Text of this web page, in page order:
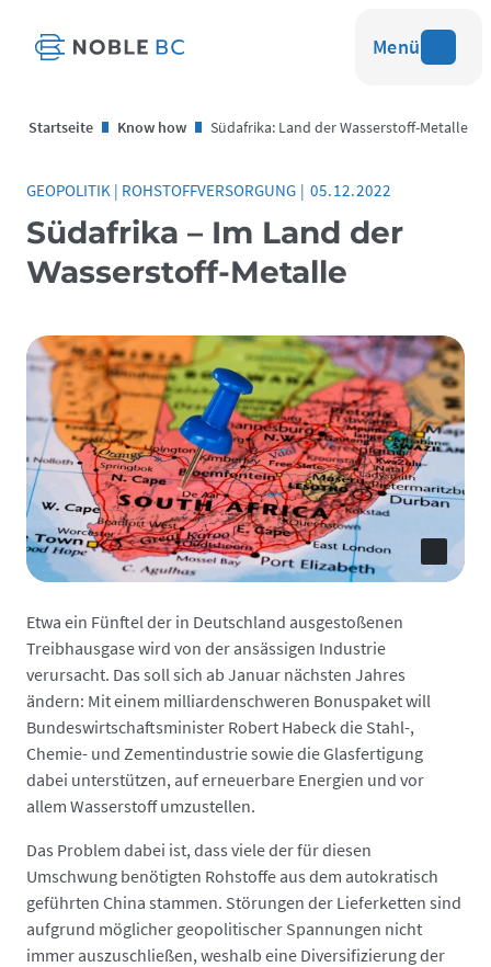
Menü
Startseite Know how Südafrika: Land der Wasserstoff-Metalle
GEOPOLITIK | ROHSTOFFVERSORGUNG | 05.12.2022
Südafrika – Im Land der
Wasserstoff-Metalle
Etwa ein Fünftel der in Deutschland ausgestoßenen
Treibhaus­gase wird von der ansässigen Industrie
verursacht. Das soll sich ab Januar nächsten Jahres
ändern: Mit einem milliardenschweren Bonuspaket will
Bundes­wirtschafts­minister Robert Habeck die Stahl-,
Chemie- und Zement­industrie sowie die Glasfertigung
dabei unterstützen, auf erneuerbare Energien und vor
allem Wasserstoff umzustellen.
Das Problem dabei ist, dass viele der für diesen
Umschwung benötigten Rohstoffe aus dem autokratisch
geführten China stammen. Störungen der Liefer­ketten sind
aufgrund möglicher geopolitischer Spannungen nicht
immer auszuschließen, weshalb eine Diversifizierung der